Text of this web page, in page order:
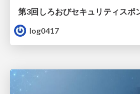
第3回しろおびセキュリティスポ
log0417